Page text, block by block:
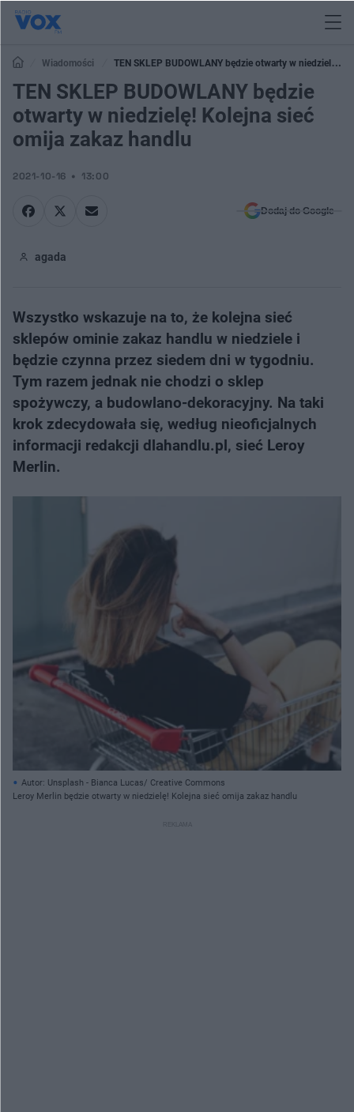
Wiadomości
TEN SKLEP BUDOWLANY będzie otwarty w niedzielę!
Kolejna sieć omija zakaz handlu
TEN SKLEP BUDOWLANY będzie
otwarty w niedzielę! Kolejna sieć
omija zakaz handlu
2021-10-16 13:00
Dodaj do Google
agada
Wszystko wskazuje na to, że kolejna sieć
sklepów ominie zakaz handlu w niedziele i
będzie czynna przez siedem dni w tygodniu.
Tym razem jednak nie chodzi o sklep
spożywczy, a budowlano-dekoracyjny. Na taki
krok zdecydowała się, według nieoficjalnych
informacji redakcji dlahandlu.pl, sieć Leroy
Merlin.
Autor: Unsplash - Bianca Lucas/ Creative Commons
Leroy Merlin będzie otwarty w niedzielę! Kolejna sieć omija zakaz handlu